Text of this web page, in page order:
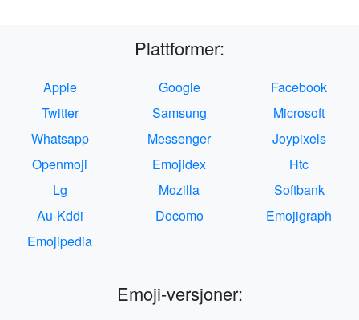
Plattformer:
Apple Google
Facebook
Twitter
Samsung
Microsoft
Whatsapp
Messenger
Joypixels
Openmoji
Emojidex
Htc
Lg
Mozilla
Softbank
Au-Kddi
Docomo
Emojigraph
Emojipedia
Emoji-versjoner: